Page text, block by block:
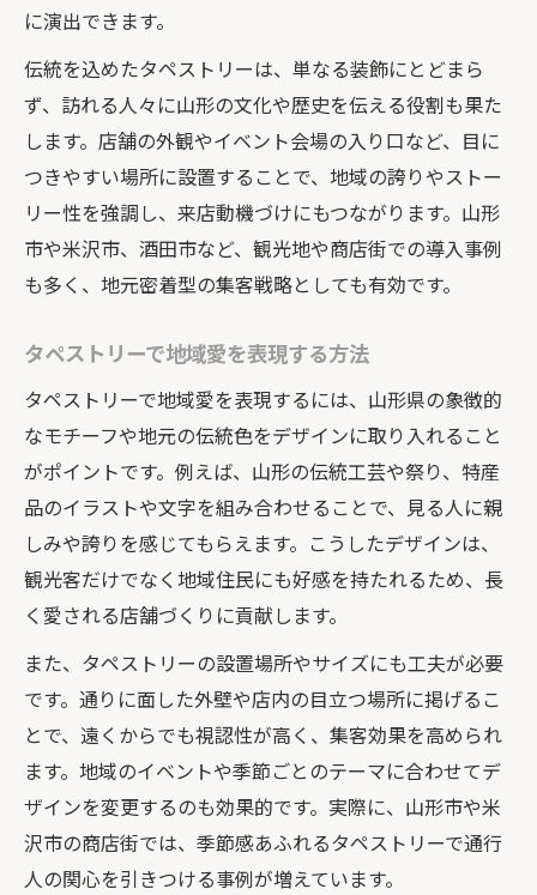
に演出できます。
伝統を込めたタペストリーは、単なる装飾にとどまら
ず、訪れる人々に山形の文化や歴史を伝える役割も果た
します。店舗の外観やイベント会場の入り口など、目に
つきやすい場所に設置することで、地域の誇りやストー
リー性を強調し、来店動機づけにもつながります。山形
市や米沢市、酒田市など、観光地や商店街での導入事例
も多く、地元密着型の集客戦略としても有効です。
タペストリーで地域愛を表現する方法
タペストリーで地域愛を表現するには、山形県の象徴的
なモチーフや地元の伝統色をデザインに取り入れること
がポイントです。例えば、山形の伝統工芸や祭り、特産
品のイラストや文字を組み合わせることで、見る人に親
しみや誇りを感じてもらえます。こうしたデザインは、
観光客だけでなく地域住民にも好感を持たれるため、長
く愛される店舗づくりに貢献します。
また、タペストリーの設置場所やサイズにも工夫が必要
です。通りに面した外壁や店内の目立つ場所に掲げるこ
とで、遠くからでも視認性が高く、集客効果を高められ
ます。地域のイベントや季節ごとのテーマに合わせてデ
ザインを変更するのも効果的です。実際に、山形市や米
沢市の商店街では、季節感あふれるタペストリーで通行
人の関心を引きつける事例が増えています。